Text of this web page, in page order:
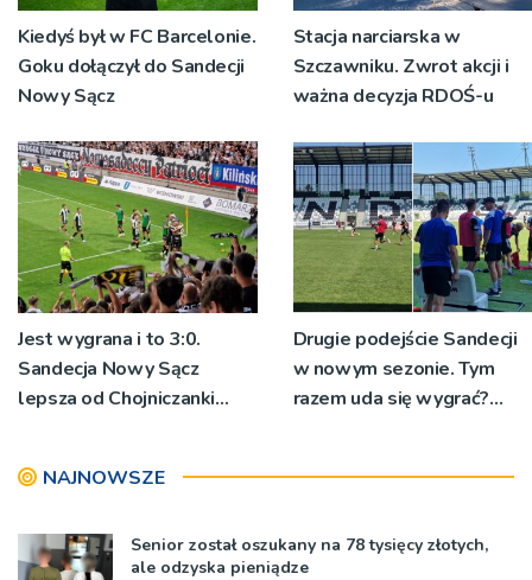
Kiedyś był w FC Barcelonie.
Goku dołączył do Sandecji
Nowy Sącz
Stacja narciarska w
Szczawniku. Zwrot akcji i
ważna decyzja RDOŚ-u
Jest wygrana i to 3:0.
Sandecja Nowy Sącz
lepsza od Chojniczanki
Drugie podejście Sandecji
w nowym sezonie. Tym
razem uda się wygrać?
NAJNOWSZE
Senior został oszukany na 78 tysięcy złotych,
ale odzyska pieniądze